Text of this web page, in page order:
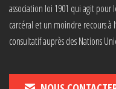
association loi 1901 qui agit
carcéral et un moindre recours
consultatif auprès des Nations